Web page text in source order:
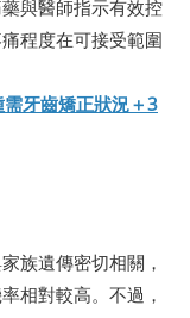
與醫師指示有效控
程度在可接受範圍
牙齒矯正狀況＋3
族遺傳密切相關，
相對較高。不過，